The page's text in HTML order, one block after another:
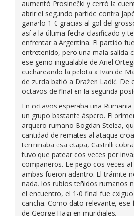
aumentó Prosinečki y cerró la
abrir el segundo partido contra
ganarlo 1-0 gracias al gol del
así a la última fecha clasificado y
enfrentar a Argentina. El partido
entretenido, pero una mala salida
ese genio inigualable de Ariel
cuchareando la pelota a Ivan de
de zurda batió a Dražen Ladić. De
octavos de final en la segunda
En octavos esperaba una
un grupo bastante áspero. El
arquero rumano Bogdan Stelea,
cantidad de remates al ataque
terminaba esa etapa, Castrilli
tuvo que patear dos veces por
compañeros. Le pegó dos veces
ambas fueron adentro. El trámite
nada, los rubios teñidos rumanos
el encuentro, el 1-0 final fue
cancha. Como dato relevante, ese
de George Hagi en mundiales.